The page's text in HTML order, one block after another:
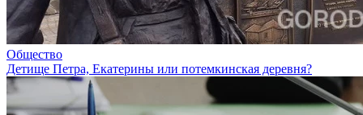
Общество
Детище Петра, Екатерины или потемкинская деревня?